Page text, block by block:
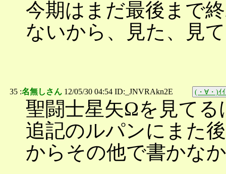
今期はまだ最後まで
ないから、見た、見
35 :名無しさん 12/05/30 04:54 ID:_JNVRAkn2E (・∀・)ｲ
聖闘士星矢Ωを見て
追記のルパンにまた
からその他で書かな